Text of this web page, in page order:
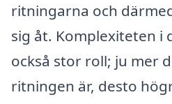
ritningarna och
sig åt. Komplexiteten i
också stor roll; ju mer
ritningen är, desto